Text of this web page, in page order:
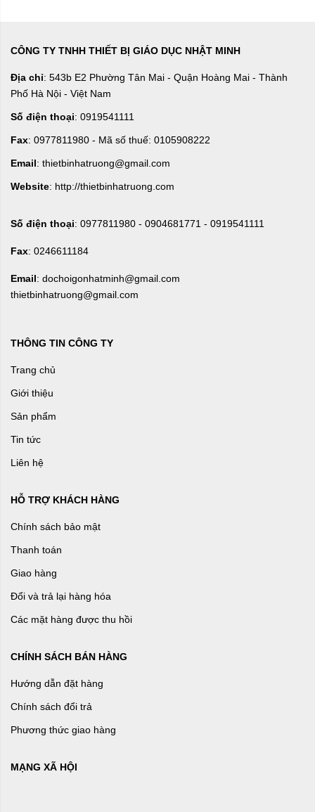
CÔNG TY TNHH THIẾT BỊ GIÁO DỤC NHẬT MINH
Địa chỉ: 543b E2 Phường Tân Mai - Quận Hoàng Mai - Thành
Phố Hà Nội - Việt Nam
Số điện thoại: 0919541111
Fax: 0977811980 - Mã số thuế: 0105908222
Email: thietbinhatruong@gmail.com
Website: http://thietbinhatruong.com
Số điện thoại: 0977811980 - 0904681771 - 0919541111
Fax: 0246611184
Email: dochoigonhatminh@gmail.com
thietbinhatruong@gmail.com
THÔNG TIN CÔNG TY
Trang chủ
Giới thiệu
Sản phẩm
Tin tức
Liên hệ
HỖ TRỢ KHÁCH HÀNG
Chính sách bảo mật
Thanh toán
Giao hàng
Đổi và trả lại hàng hóa
Các mặt hàng được thu hồi
CHÍNH SÁCH BÁN HÀNG
Hướng dẫn đặt hàng
Chính sách đổi trả
Phương thức giao hàng
MẠNG XÃ HỘI